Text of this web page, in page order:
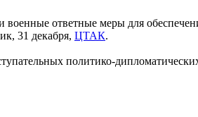
ответные меры для
31 декабря, ЦТАК.
политико-